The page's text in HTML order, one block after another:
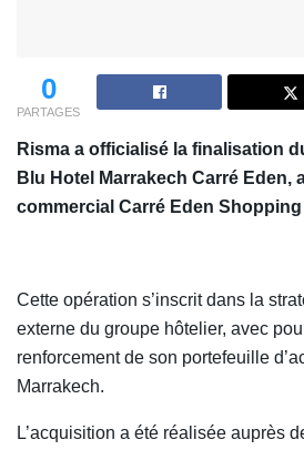
0
PARTAGES
Risma a officialisé la finalisation
Blu Hotel Marrakech Carré Eden,
commercial Carré Eden Shopping
Cette opération s’inscrit dans la
externe du groupe hôtelier, avec
renforcement de son portefeuille
Marrakech.
L’acquisition a été réalisée auprès